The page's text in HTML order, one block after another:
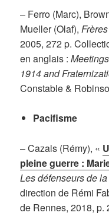
– Ferro (Marc),
Mueller (Olaf),
2005, 272 p.
en anglais :
1914 and
Constable &
Pacifisme
– Cazals (Rémy), «
pleine guerre :
Les défenseurs de
direction de Rémi
de Rennes, 2018, p.